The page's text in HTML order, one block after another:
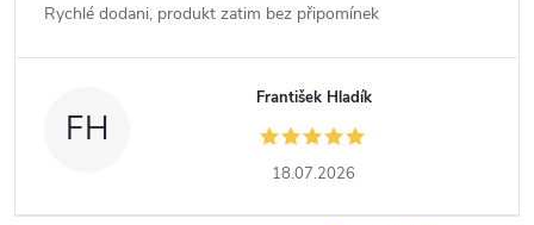
Rychlé dodani, produkt zatim bez připomínek
FH
František Hladík
18.07.2026